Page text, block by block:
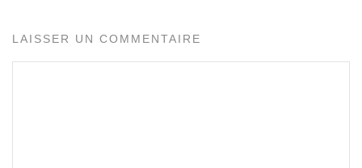
LAISSER UN COMMENTAIRE